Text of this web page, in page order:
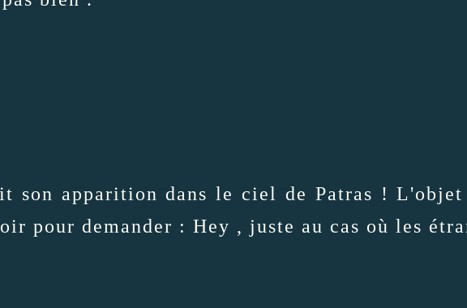
son apparition dans le ciel de Patras !
pour demander : Hey , juste au cas où les